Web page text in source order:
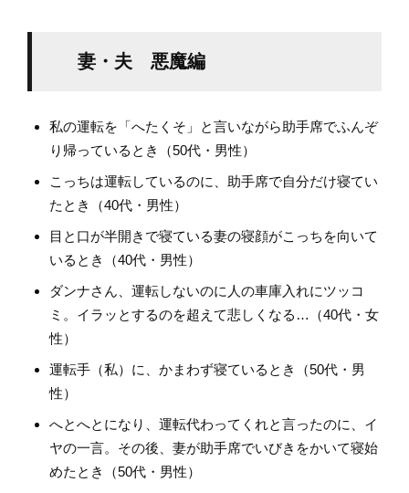
妻・夫 悪魔編
私の運転を「へたくそ」と言いながら助手席でふんぞ
り帰っているとき（50代・男性）
こっちは運転しているのに、助手席で自分だけ寝てい
たとき（40代・男性）
目と口が半開きで寝ている妻の寝顔がこっちを向いて
いるとき（40代・男性）
ダンナさん、運転しないのに人の車庫入れにツッコ
ミ。イラッとするのを超えて悲しくなる…（40代・女
性）
運転手（私）に、かまわず寝ているとき（50代・男
性）
へとへとになり、運転代わってくれと言ったのに、イ
ヤの一言。その後、妻が助手席でいびきをかいて寝始
めたとき（50代・男性）